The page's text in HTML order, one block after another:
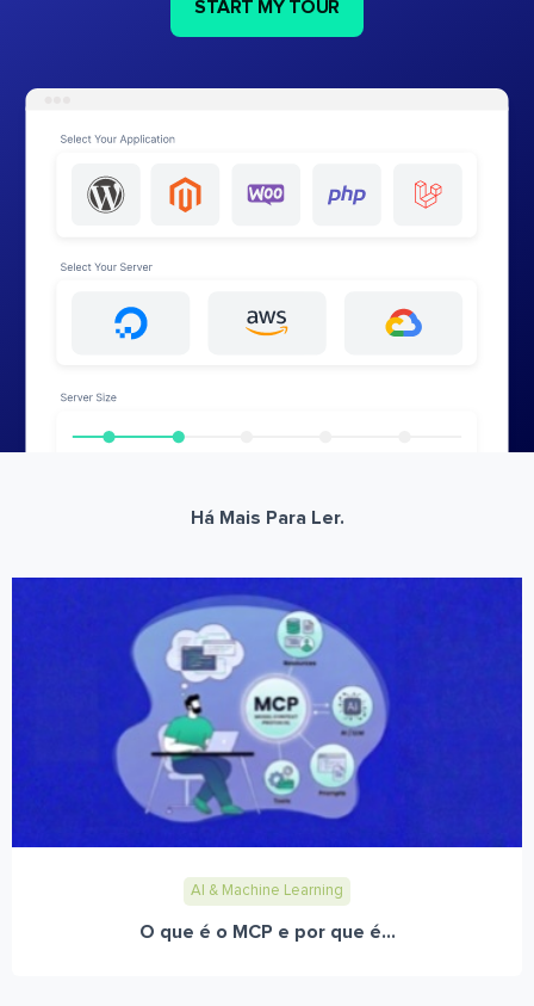
START MY TOUR
Há Mais Para Ler.
AI & Machine Learning
O que é o MCP e por que é...